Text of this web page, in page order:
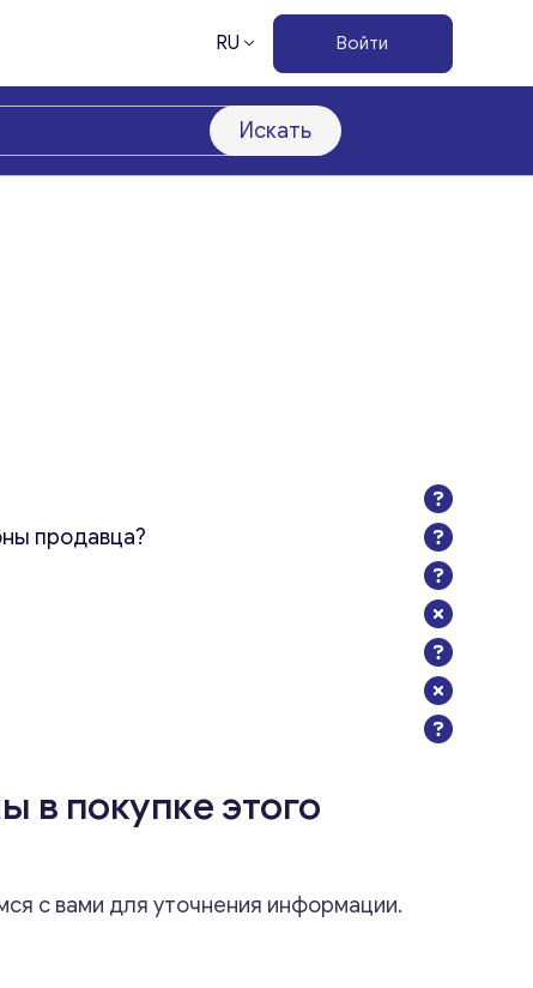
RU Войти
Искать
продавца?
в покупке этого
с вами для уточнения информации.